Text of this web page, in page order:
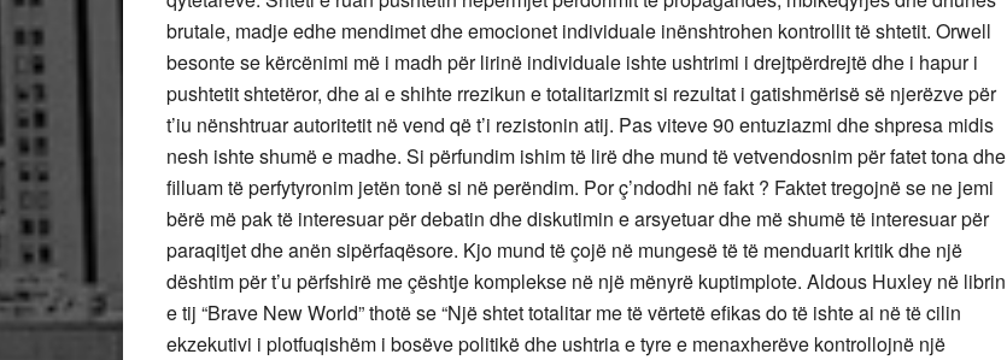
brutale, madje edhe mendimet dhe emocionet individuale inënshtrohen kontrollit të shtetit. Orwell
besonte se kërcënimi më i madh për lirinë individuale ishte ushtrimi i drejtpërdrejtë dhe i hapur i
pushtetit shtetëror, dhe ai e shihte rrezikun e totalitarizmit si rezultat i gatishmërisë së njerëzve për
t’iu nënshtruar autoritetit në vend që t’i rezistonin atij. Pas viteve 90 entuziazmi dhe shpresa midis
nesh ishte shumë e madhe. Si përfundim ishim të lirë dhe mund të vetvendosnim për fatet tona dhe
filluam të perfytyronim jetën tonë si në perëndim. Por ç’ndodhi në fakt ? Faktet tregojnë se ne jemi
bërë më pak të interesuar për debatin dhe diskutimin e arsyetuar dhe më shumë të interesuar për
paraqitjet dhe anën sipërfaqësore. Kjo mund të çojë në mungesë të të menduarit kritik dhe një
dështim për t’u përfshirë me çështje komplekse në një mënyrë kuptimplote. Aldous Huxley në librin
e tij “Brave New World” thotë se “Një shtet totalitar me të vërtetë efikas do të ishte ai në të cilin
ekzekutivi i plotfuqishëm i bosëve politikë dhe ushtria e tyre e menaxherëve kontrollojnë një